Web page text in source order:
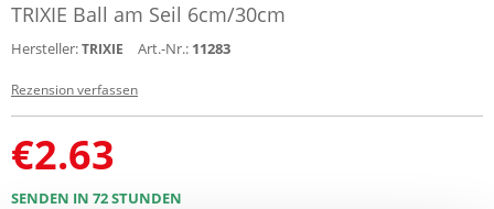
TRIXIE Ball am Seil 6cm/30cm
Hersteller:TRIXIE Art.-Nr.: 11283
Rezension verfassen
€2.63
SENDEN IN 72 STUNDEN